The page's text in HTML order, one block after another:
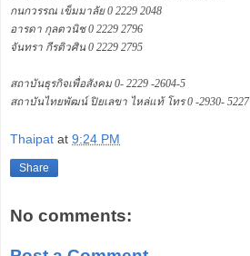
กนกวรรณ เข็มมาลัย 0 2229 2048
อารดา กุลตวนิช 0 2229 2796
จันทรา กีรติวศิน 0 2229 2795
สถาบันธุรกิจเพื่อสังคม 0- 2229 -2604-5
สถาบันไทยพัฒน์ ปิยเลขา ไหล่แท้ โทร 0 -2930- 5227
Thaipat at 9:24 PM
Share
No comments: